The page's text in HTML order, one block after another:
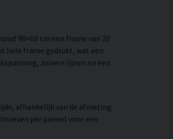
90×60 cm een frame van 20
hele frame gedrukt, wat een
zuivere lijnen en een
afhankelijk van de afmeting.
per paneel voor een